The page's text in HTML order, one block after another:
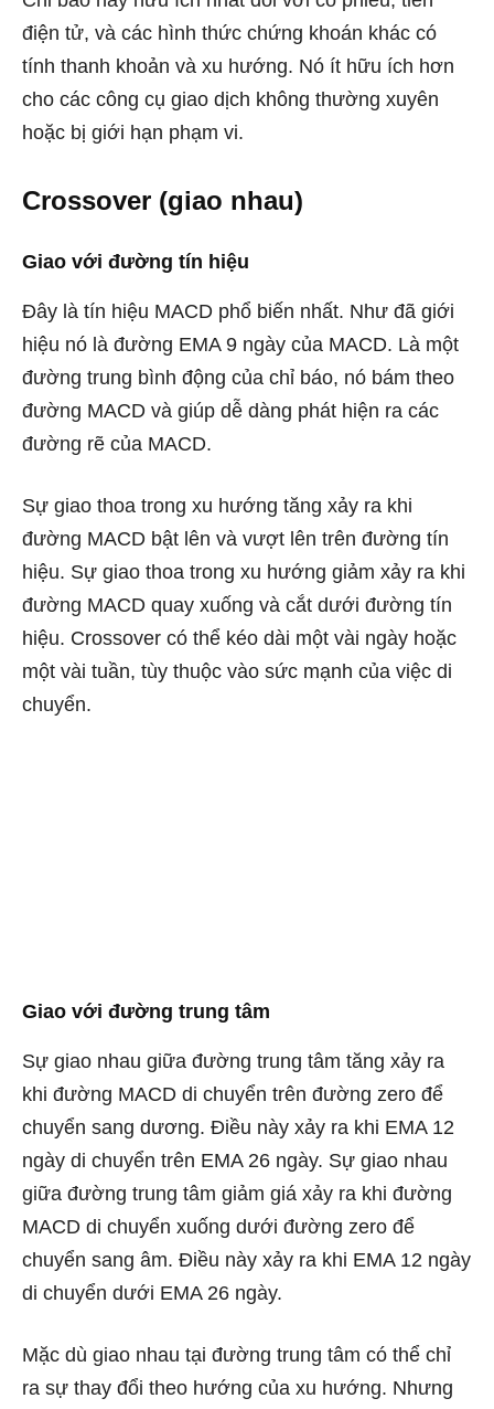
điện tử, và các hình thức chứng khoán khác có
tính thanh khoản và xu hướng. Nó ít hữu ích hơn
cho các công cụ giao dịch không thường xuyên
hoặc bị giới hạn phạm vi.
Crossover (giao nhau)
Giao với đường tín hiệu
Đây là tín hiệu MACD phổ biến nhất. Như đã giới
hiệu nó là đường EMA 9 ngày của MACD. Là một
đường trung bình động của chỉ báo, nó bám theo
đường MACD và giúp dễ dàng phát hiện ra các
đường rẽ của MACD.
Sự giao thoa trong xu hướng tăng xảy ra khi
đường MACD bật lên và vượt lên trên đường tín
hiệu. Sự giao thoa trong xu hướng giảm xảy ra khi
đường MACD quay xuống và cắt dưới đường tín
hiệu. Crossover có thể kéo dài một vài ngày hoặc
một vài tuần, tùy thuộc vào sức mạnh của việc di
chuyển.
Giao với đường trung tâm
Sự giao nhau giữa đường trung tâm tăng xảy ra
khi đường MACD di chuyển trên đường zero để
chuyển sang dương. Điều này xảy ra khi EMA 12
ngày di chuyển trên EMA 26 ngày. Sự giao nhau
giữa đường trung tâm giảm giá xảy ra khi đường
MACD di chuyển xuống dưới đường zero để
chuyển sang âm. Điều này xảy ra khi EMA 12 ngày
di chuyển dưới EMA 26 ngày.
Mặc dù giao nhau tại đường trung tâm có thể chỉ
ra sự thay đổi theo hướng của xu hướng. Nhưng